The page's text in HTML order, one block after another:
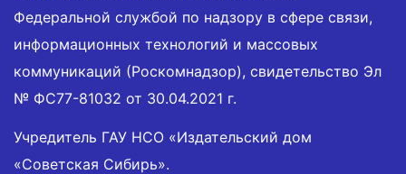
Федеральной службой по надзору в сфере связи,
информационных технологий и массовых
коммуникаций (Роскомнадзор), свидетельство Эл
№ ФС77-81032 от 30.04.2021 г.
Учредитель ГАУ НСО «Издательский дом
«Советская Сибирь».